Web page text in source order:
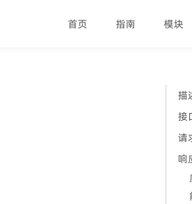
首页 指南 模块
描
接
请
响